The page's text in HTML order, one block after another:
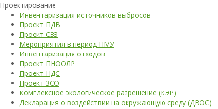
Проектирование
Инвентаризация источников выбросов
Проект ПДВ
Проект СЗЗ
Мероприятия в период НМУ
Инвентаризация отходов
Проект ПНООЛР
Проект НДС
Проект ЗСО
Комплексное экологическое разрешение (КЭР)
Декларация о воздействии на окружающую среду (ДВОС)